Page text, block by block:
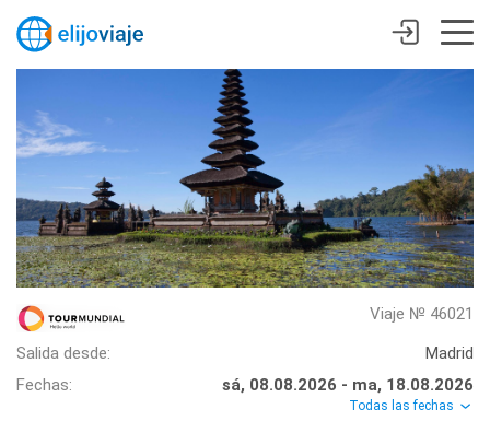
Viaje № 46021
Salida desde:
Madrid
Fechas:
sá, 08.08.2026 - ma, 18.08.2026
Todas las fechas